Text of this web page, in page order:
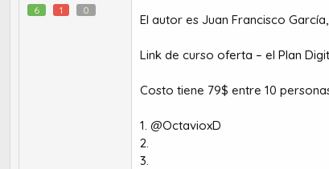
6
1 0
El autor es Juan Francisco
Link de curso oferta – el Plan
Costo tiene 79$ entre 10
1. @OctavioxD
2.
3.